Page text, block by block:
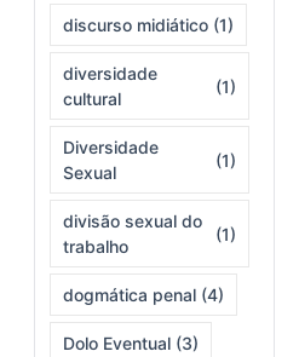
discurso midiático (1)
diversidade
cultural
(1)
Diversidade
Sexual
(1)
divisão sexual do
trabalho
(1)
dogmática penal (4)
Dolo Eventual (3)